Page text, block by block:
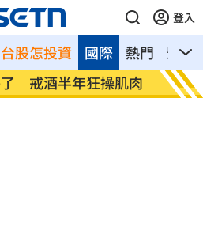
登入
台股怎投資 熱門 影音
國際
戒酒半年狂操肌肉
慈濟
警」